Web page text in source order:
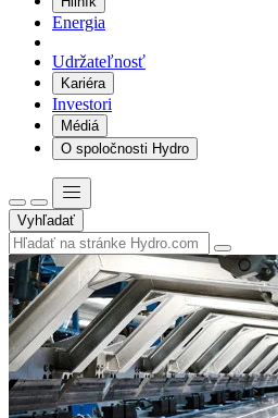
Energia
Udržateľnosť
Kariéra
Investori
Médiá
O spoločnosti Hydro
Vyhľadať